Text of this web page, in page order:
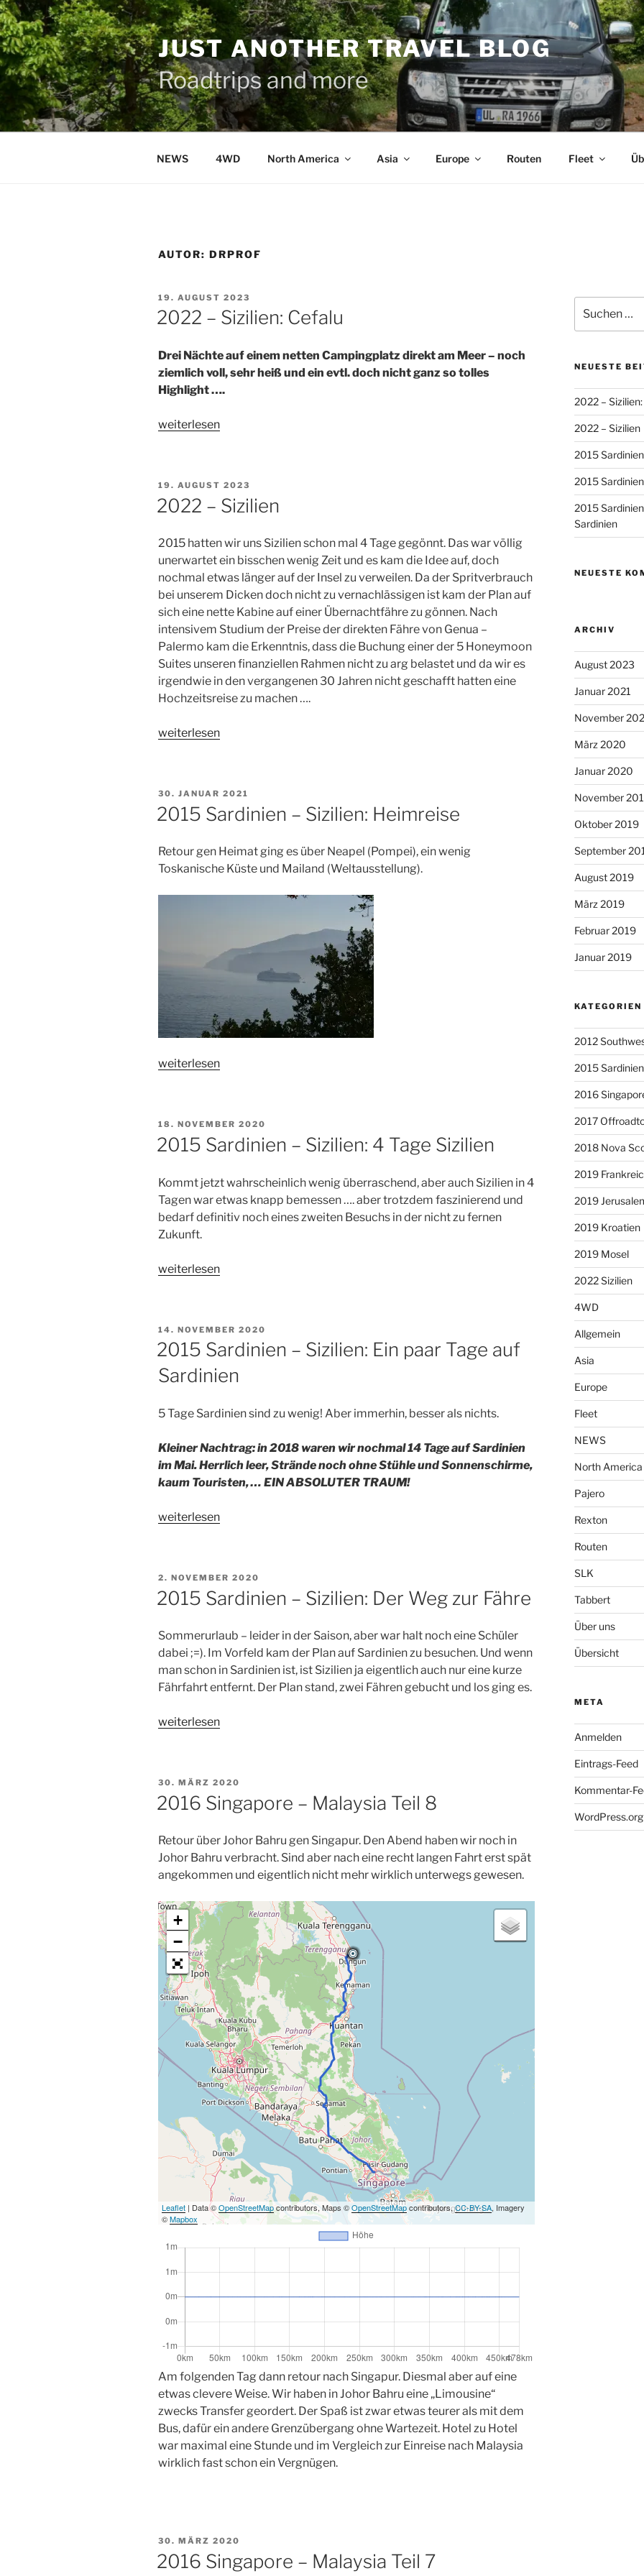
Zum
Inhalt
springen
JUST ANOTHER TRAVEL BLOG
Roadtrips and more
NEWS 4WD North America Asia Europe Routen Fleet
AUTOR: DRPROF
VERÖFFENTLICHT
AM
19. AUGUST 2023
2022 – Sizilien: Cefalu
Drei Nächte auf einem netten Campingplatz direkt am Meer – noch
ziemlich voll, sehr heiß und ein evtl. doch nicht ganz so tolles
Highlight ….
„2022
weiterlesen
VERÖFFENTLICHT
19. AUGUST 2023
2022 – Sizilien
2015 hatten wir uns Sizilien schon mal 4 Tage gegönnt. Das war völlig
unerwartet ein bisschen wenig Zeit und es kam die Idee auf, doch
nochmal etwas länger auf der Insel zu verweilen. Da der Spritverbrauch
bei unserem Dicken doch nicht zu vernachlässigen ist kam der Plan auf
sich eine nette Kabine auf einer Übernachtfähre zu gönnen. Nach
intensivem Studium der Preise der direkten Fähre von Genua –
Palermo kam die Erkenntnis, dass die Buchung einer der 5 Honeymoon
Suites unseren finanziellen Rahmen nicht zu arg belastet und da wir es
irgendwie in den vergangenen 30 Jahren nicht geschafft hatten eine
Hochzeitsreise zu machen ….
„2022
weiterlesen
VERÖFFENTLICHT
AM
30. JANUAR 2021
2015 Sardinien – Sizilien: Heimreise
Retour gen Heimat ging es über Neapel (Pompei), ein wenig
Toskanische Küste und Mailand (Weltausstellung).
„2015
weiterlesen
VERÖFFENTLICHT
AM
18. NOVEMBER 2020
2015 Sardinien – Sizilien: 4 Tage Sizilien
Kommt jetzt wahrscheinlich wenig überraschend, aber auch Sizilien in 4
Tagen war etwas knapp bemessen …. aber trotzdem faszinierend und
bedarf definitiv noch eines zweiten Besuchs in der nicht zu fernen
Zukunft.
„2015
4
Tage
Sizilien“
weiterlesen
VERÖFFENTLICHT
AM
14. NOVEMBER 2020
2015 Sardinien – Sizilien: Ein paar Tage auf
Sardinien
5 Tage Sardinien sind zu wenig! Aber immerhin, besser als nichts.
Kleiner Nachtrag: in 2018 waren wir nochmal 14 Tage auf Sardinien
im Mai. Herrlich leer, Strände noch ohne Stühle und Sonnenschirme,
kaum Touristen, … EIN ABSOLUTER TRAUM!
„2015
Ein
paar
auf
Sardinien“
weiterlesen
VERÖFFENTLICHT
2. NOVEMBER 2020
2015 Sardinien – Sizilien: Der Weg zur Fähre
Sommerurlaub – leider in der Saison, aber war halt noch eine Schüler
dabei ;=). Im Vorfeld kam der Plan auf Sardinien zu besuchen. Und wenn
man schon in Sardinien ist, ist Sizilien ja eigentlich auch nur eine kurze
Fährfahrt entfernt. Der Plan stand, zwei Fähren gebucht und los ging es.
„2015
Der
Weg
Fähre“
weiterlesen
VERÖFFENTLICHT
AM
30. MÄRZ 2020
2016 Singapore – Malaysia Teil 8
Retour über Johor Bahru gen Singapur. Den Abend haben wir noch in
Johor Bahru verbracht. Sind aber nach eine recht langen Fahrt erst spät
angekommen und eigentlich nicht mehr wirklich unterwegs gewesen.
+
−
Leaflet | Data ©OpenStreetMapcontributors, Maps ©OpenStreetMapcontributors,CC-BY-SA, Imagery
©Mapbox
Am folgenden Tag dann retour nach Singapur. Diesmal aber auf eine
etwas clevere Weise. Wir haben in Johor Bahru eine „Limousine“
zwecks Transfer geordert. Der Spaß ist zwar etwas teurer als mit dem
Bus, dafür ein andere Grenzübergang ohne Wartezeit. Hotel zu Hotel
war maximal eine Stunde und im Vergleich zur Einreise nach Malaysia
wirklich fast schon ein Vergnügen.
VERÖFFENTLICHT
AM
30. MÄRZ 2020
2016 Singapore – Malaysia Teil 7
nach:
NEUESTE
2022 –
2022 – Sizilien
2015
2015
2015
Sardinien
NEUESTE
ARCHIV
August 2023
Januar 2021
November
März 2020
Januar 2020
November
Oktober 2019
September
August 2019
März 2019
Februar 2019
Januar 2019
KATEGORIEN
2012
2015
2016
2017
2018 Nova
2019
2019
2019 Kroatien
2019 Mosel
2022 Sizilien
4WD
Allgemein
Asia
Europe
Fleet
NEWS
North America
Pajero
Rexton
Routen
SLK
Tabbert
Über uns
Übersicht
META
Anmelden
Eintrags-Feed
Kommentar-
WordPress.org